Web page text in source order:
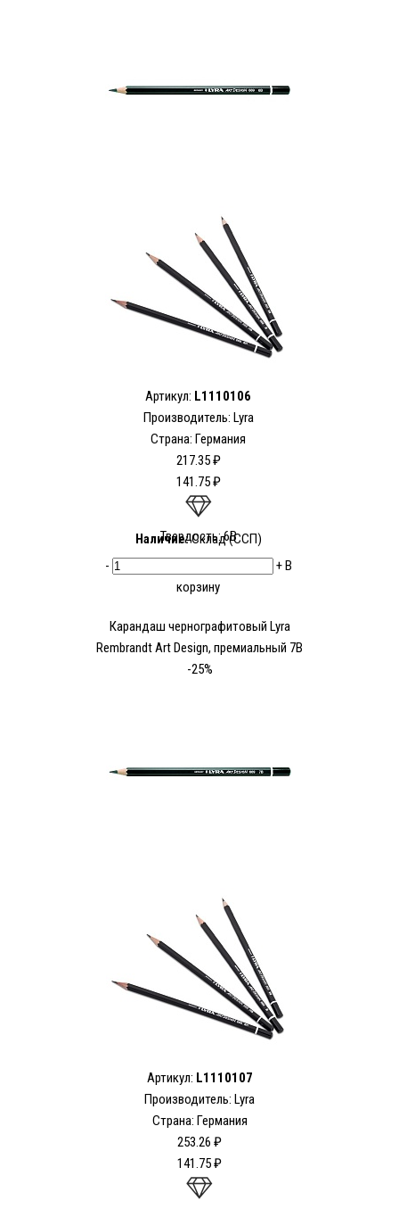
Артикул: L1110106
Производитель: Lyra
Страна: Германия
217.35 ₽
141.75 ₽
Твердость: 6В
Наличие:Склад (ССП)
-
+В
корзину
Карандаш чернографитовый Lyra
Rembrandt Art Design, премиальный 7В
-25%
Артикул: L1110107
Производитель: Lyra
Страна: Германия
253.26 ₽
141.75 ₽